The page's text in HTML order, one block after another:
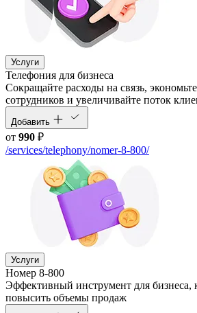
Услуги
Телефония для бизнеса
Cокращайте расходы на связь,
сотрудников и увеличивайте поток
Добавить
от 990 ₽
/services/telephony/nomer-8-800/
Услуги
Номер 8-800
Эффективный инструмент для бизнеса,
повысить объемы продаж